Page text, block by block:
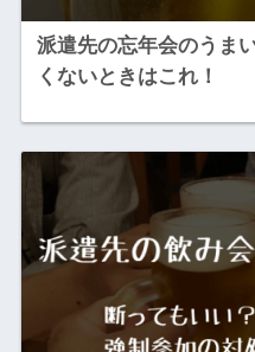
派遣先の忘年会のうま
くないときはこれ！